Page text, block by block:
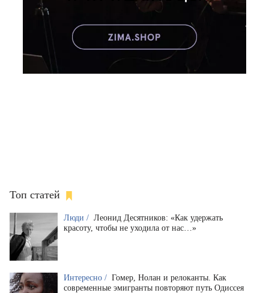
Топ статей
Люди / Леонид Десятников: «Как удержать
красоту, чтобы не уходила от нас…»
Интересно / Гомер, Нолан и релоканты. Как
современные эмигранты повторяют путь Одиссея